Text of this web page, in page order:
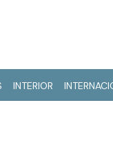
INTERIOR